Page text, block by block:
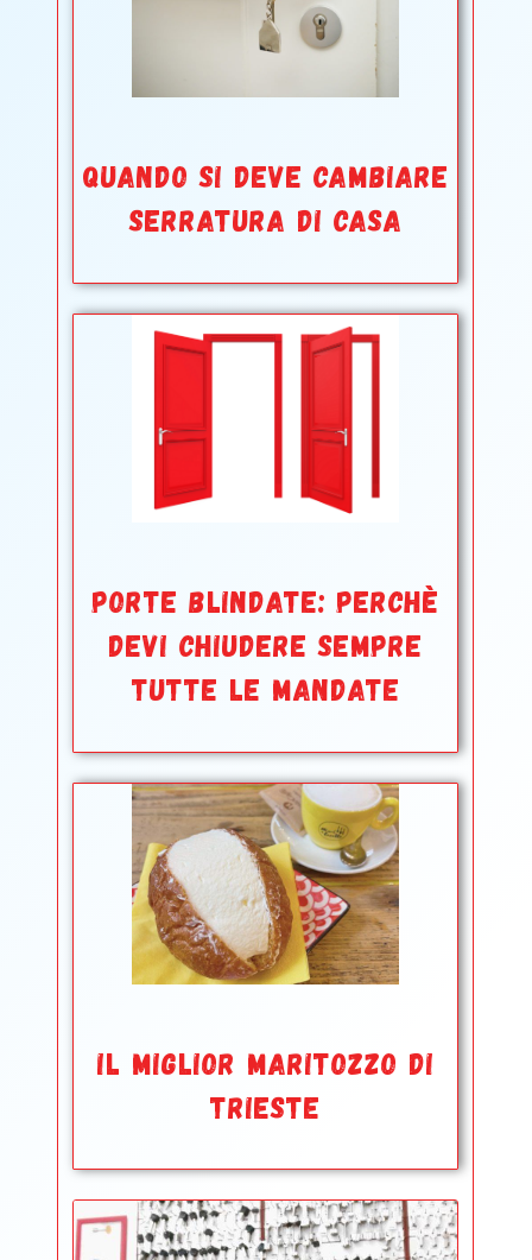
QUANDO SI DEVE CAMBIARE
SERRATURA DI CASA
PORTE BLINDATE: PERCHè
DEVI CHIUDERE SEMPRE
TUTTE LE MANDATE
IL MIGLIOR MARITOZZO DI
TRIESTE